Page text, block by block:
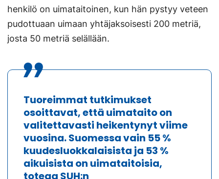
henkilö on uimataitoinen, kun hän pystyy veteen
pudottuaan uimaan yhtäjaksoisesti 200 metriä,
josta 50 metriä selällään.
Tuoreimmat tutkimukset
osoittavat, että uimataito on
valitettavasti heikentynyt viime
vuosina. Suomessa vain 55 %
kuudesluokkalaisista ja 53 %
aikuisista on uimataitoisia,
toteaa SUH:n